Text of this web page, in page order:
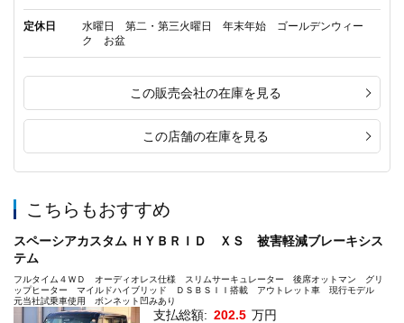
定休日
水曜日 第二・第三火曜日 年末年始 ゴールデンウィー
ク お盆
この販売会社の在庫を見る
この店舗の在庫を見る
こちらもおすすめ
スペーシアカスタム ＨＹＢＲＩＤ ＸＳ 被害軽減ブレーキシス
テム
フルタイム４ＷＤ オーディオレス仕様 スリムサーキュレーター 後席オットマン グリ
ップヒーター マイルドハイブリッド ＤＳＢＳＩＩ搭載 アウトレット車 現行モデル
元当社試乗車使用 ボンネット凹みあり
支払総額: 202.5 万円